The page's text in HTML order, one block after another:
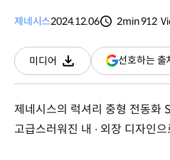
제네시스2024.12.06
2min912
미디어
다운로드
선호하는 출
제네시스의 럭셔리 중형 전동화
고급스러워진 내 ∙ 외장 디자인